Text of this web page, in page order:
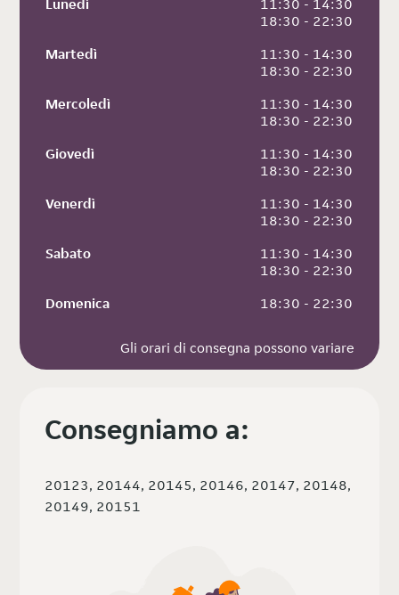
Lunedì
11:30 - 14:30
18:30 - 22:30
Martedì
11:30 - 14:30
18:30 - 22:30
Mercoledì
11:30 - 14:30
18:30 - 22:30
Giovedì
11:30 - 14:30
18:30 - 22:30
Venerdì
11:30 - 14:30
18:30 - 22:30
Sabato
11:30 - 14:30
18:30 - 22:30
Domenica
18:30 - 22:30
Gli orari di consegna possono variare
Consegniamo a:
20123, 20144, 20145, 20146, 20147, 20148,
20149, 20151